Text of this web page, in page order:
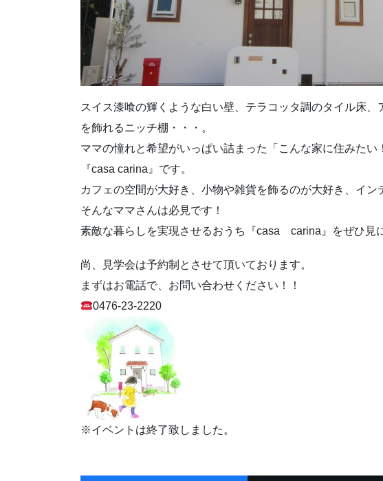
スイス漆喰の輝くような白い壁、テラコッタ調のタイル床
を飾れるニッチ棚・・・。
ママの憧れと希望がいっぱい詰まった「こんな家に住みた
『casa carina』です。
カフェの空間が大好き、小物や雑貨を飾るのが大好き、イン
そんなママさんは必見です！
素敵な暮らしを実現させるおうち『casa carina』をぜひ見
尚、見学会は予約制とさせて頂いております。
まずはお電話で、お問い合わせください！！
0476-23-2220
※イベントは終了致しました。